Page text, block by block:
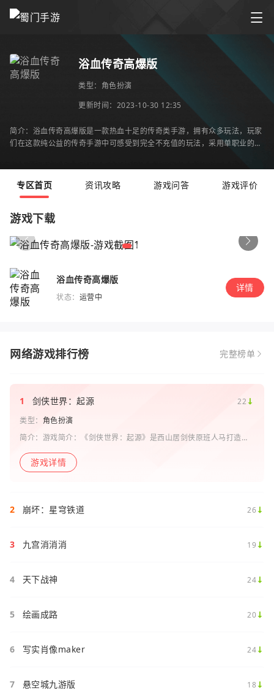
浴血传奇高爆版
类型： 角色扮演
更新时间：2023-10-30 12:35
简介：浴血传奇高爆版是一款热血十足的传奇类手游，拥有众多玩法，玩家
们在这款纯公益的传奇手游中可感受到完全不充值的玩法，采用单职业的设
专区首页 资讯攻略 游戏问答 游戏评价
游戏下载
浴血传奇高爆版
状态： 运营中
详情
网络游戏排行榜 完整榜单
1 剑侠世界：起源
22
类型： 角色扮演
简介：游戏简介：《剑侠世界：起源》是西山居剑侠原班人马打造的
侠情缘”端游时代的特色设定，比如五行相克、宋金战场、帮
游戏详情
2 崩坏：星穹铁道 26
3 九宫消消消 19
4 天下战神 24
5 绘画成路 20
6 写实肖像maker 24
7 悬空城九游版 18